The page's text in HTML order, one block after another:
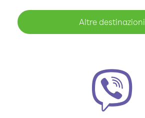
Altre destinazioni